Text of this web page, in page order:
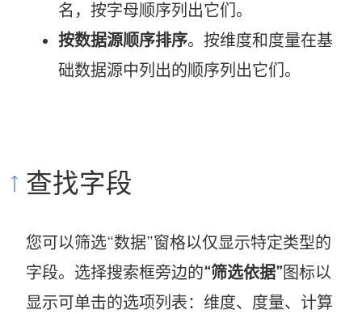
名，按字母顺序列出它们。
按数据源顺序排序。按维度和度量在基
础数据源中列出的顺序列出它们。
查找字段
您可以筛选“数据”窗格以仅显示特定类型的
字段。选择搜索框旁边的“筛选依据”图标以
显示可单击的选项列表：维度、度量、计算